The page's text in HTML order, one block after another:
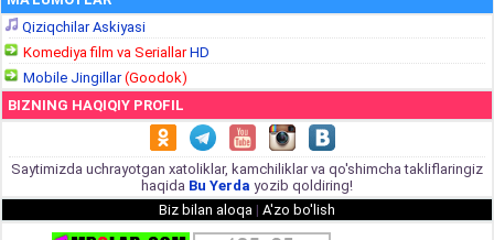
Qiziqchilar Askiyasi
Komediya film va SeriallarHD
Mobile Jingillar(Goodok)
BIZNING HAQIQIY PROFIL
Saytimizda uchrayotgan xatoliklar, kamchiliklar va qo'shimcha takliflaringiz
haqida Bu Yerda yozib qoldiring!
Biz bilan aloqa | A'zo bo'lish